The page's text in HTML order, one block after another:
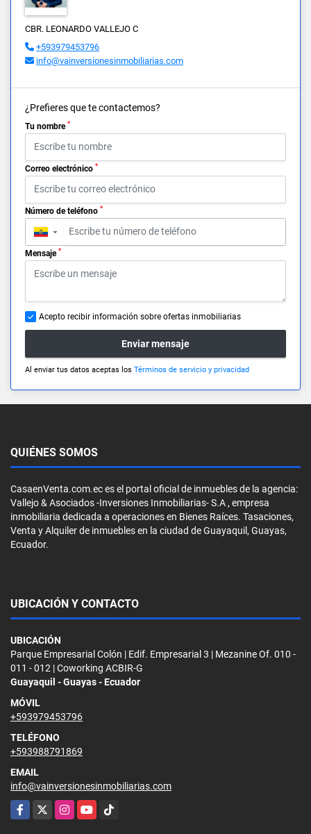
CBR. LEONARDO VALLEJO C
+593979453796
info@vainversionesinmobiliarias.com
¿Prefieres que te contactemos?
Tu nombre *
Correo electrónico *
Número de teléfono *
▼
Mensaje *
Acepto recibir información sobre ofertas inmobiliarias
Enviar mensaje
Al enviar tus datos aceptas los Términos de servicio y privacidad
QUIÉNES SOMOS
CasaenVenta.com.ec es el portal oficial de inmuebles de la agencia:
Vallejo & Asociados -Inversiones Inmobiliarias- S.A , empresa
inmobiliaria dedicada a operaciones en Bienes Raíces. Tasaciones,
Venta y Alquiler de inmuebles en la ciudad de Guayaquil, Guayas,
Ecuador.
UBICACIÓN Y CONTACTO
UBICACIÓN
Parque Empresarial Colón | Edif. Empresarial 3 | Mezanine Of. 010 -
011 - 012 | Coworking ACBIR-G
Guayaquil - Guayas - Ecuador
MÓVIL
+593979453796
TELÉFONO
+593988791869
EMAIL
info@vainversionesinmobiliarias.com
Facebook
X InstagramYouTubeTikTok